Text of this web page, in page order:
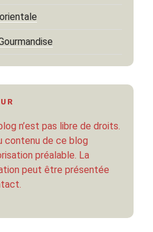
n’est pas libre de droits.
contenu de ce blog
préalable. La
peut être présentée